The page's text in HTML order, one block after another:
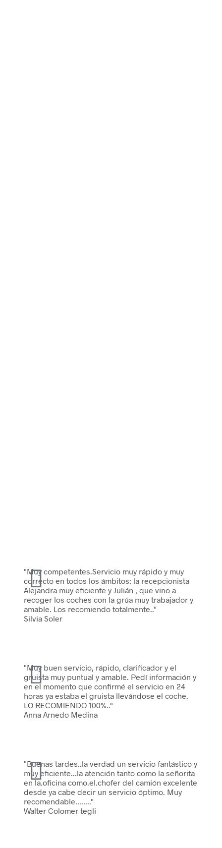
"Muy competentes.Servicio muy rápido y muy
correcto en todos los ámbitos: la recepcionista
Alejandra muy eficiente y Julián , que vino a
recoger los coches con la grúa muy trabajador y
amable. Los recomiendo totalmente.."
Silvia Soler
"Muy buen servicio, rápido, clarificador y el
gruista muy puntual y amable. Pedí información y
en el momento que confirmé el servicio en 24
horas ya estaba el gruista llevándose el coche.
LO RECOMIENDO 100%.."
Anna Arnedo Medina
"Buenas tardes..la verdad un servicio fantástico y
muy eficiente...la atención tanto como la señorita
en la.oficina como.el.chofer del camión excelente
desde ya cabe decir un servicio óptimo. Muy
recomendable........"
Walter Colomer tegli